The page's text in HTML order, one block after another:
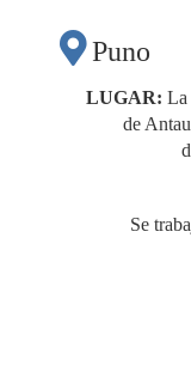
Puno
LUGAR: La
de
Se